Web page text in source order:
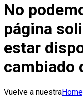
No
página
estar
cambiado
Vuelve a nuestra